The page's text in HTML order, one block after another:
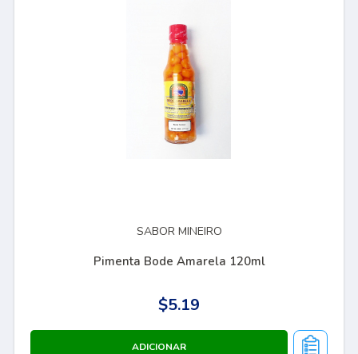
SABOR MINEIRO
Pimenta Bode Amarela 120ml
$5.19